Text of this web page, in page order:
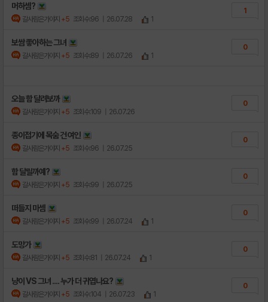
머하셈?
갈사람은가야지 +5 조회수:96 | 26.07.28 1
1
보쌈 좋아하는 그녀
갈사람은가야지 +5 조회수:89 | 26.07.26 1
0
오늘 함 달려보까
갈사람은가야지 +5 조회수:109 | 26.07.26
0
종이접기에 목숨 건 여인
갈사람은가야지 +5 조회수:96 | 26.07.25
0
함 달릴까예?
갈사람은가야지 +5 조회수:99 | 26.07.25
0
떠들지 마셈
갈사람은가야지 +5 조회수:99 | 26.07.24 1
0
도망가
갈사람은가야지 +5 조회수:81 | 26.07.24 1
0
냥이 VS 그녀 .... 누가 더 귀엽나요?
갈사람은가야지 +5 조회수:104 | 26.07.23 1
0